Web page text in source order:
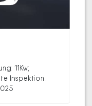
11Kw;
Inspektion: